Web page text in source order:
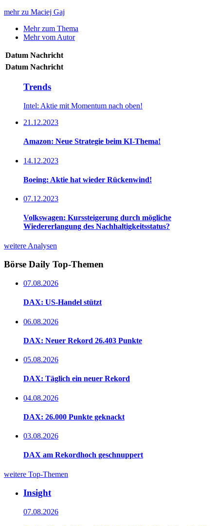
mehr zu Maciej Gaj
Mehr zum Thema
Mehr vom Autor
Datum Nachricht
Datum Nachricht
Trends
Intel: Aktie mit Momentum nach oben!
21.12.2023
Amazon: Neue Strategie beim KI-Thema!
14.12.2023
Boeing: Aktie hat wieder Rückenwind!
07.12.2023
Volkswagen: Kurssteigerung durch mögliche
Wiedererlangung des Nachhaltigkeitsstatus?
weitere Analysen
Börse Daily Top-Themen
07.08.2026
DAX: US-Handel stützt
06.08.2026
DAX: Neuer Rekord 26.403 Punkte
05.08.2026
DAX: Täglich ein neuer Rekord
04.08.2026
DAX: 26.000 Punkte geknackt
03.08.2026
DAX am Rekordhoch geschnuppert
weitere Top-Themen
Insight
07.08.2026